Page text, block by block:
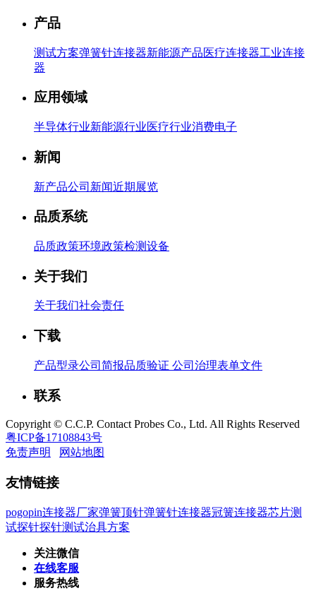
产品
测试方案弹簧针连接器新能源产品医疗连接器工业连接
器
应用领域
半导体行业新能源行业医疗行业消费电子
新闻
新产品公司新闻近期展览
品质系统
品质政策环境政策检测设备
关于我们
关于我们社会责任
下载
产品型录公司简报品质验证 公司治理表单文件
联系
Copyright © C.C.P. Contact Probes Co., Ltd. All Rights Reserved
粤ICP备17108843号
免责声明
网站地图
友情链接
pogopin连接器厂家弹簧顶针弹簧针连接器冠簧连接器芯片测
试探针探针测试治具方案
关注微信
在线客服
服务热线